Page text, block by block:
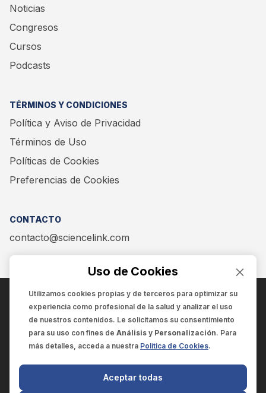
Noticias
Congresos
Cursos
Podcasts
TÉRMINOS Y CONDICIONES
Política y Aviso de Privacidad
Términos de Uso
Políticas de Cookies
Preferencias de Cookies
CONTACTO
contacto@sciencelink.com
ENCUÉNTRANOS EN:
SCIENCELINK
Uso de Cookies
Utilizamos cookies propias y de terceros para optimizar su
experiencia como profesional de la salud y analizar el uso
de nuestros contenidos. Le solicitamos su consentimiento
para su uso con fines de Análisis y Personalización. Para
más detalles, acceda a nuestra Política de Cookies.
Aceptar todas